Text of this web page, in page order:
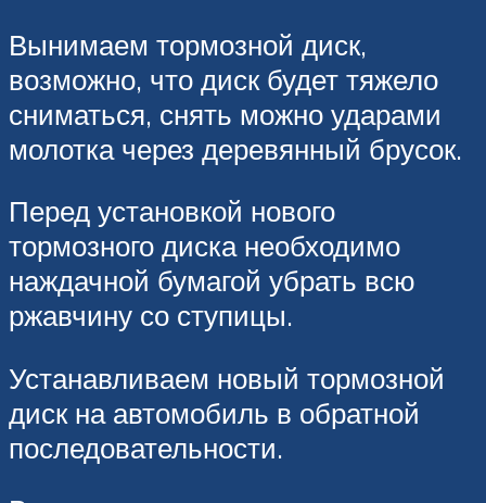
Вынимаем тормозной диск,
возможно, что диск будет тяжело
сниматься, снять можно ударами
молотка через деревянный брусок.
Перед установкой нового
тормозного диска необходимо
наждачной бумагой убрать всю
ржавчину со ступицы.
Устанавливаем новый тормозной
диск на автомобиль в обратной
последовательности.